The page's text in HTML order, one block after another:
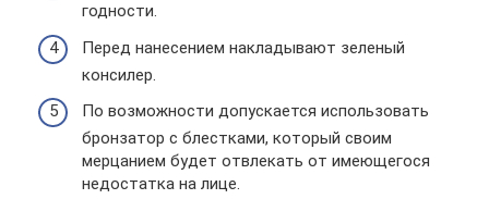
годности.
Перед нанесением накладывают зеленый
консилер.
По возможности допускается использовать
бронзатор с блестками, который своим
мерцанием будет отвлекать от имеющегося
недостатка на лице.